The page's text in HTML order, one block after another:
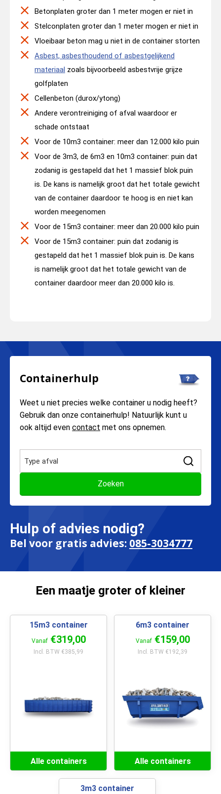
Betonplaten groter dan 1 meter mogen er niet in
Stelconplaten groter dan 1 meter mogen er niet in
Vloeibaar beton mag u niet in de container storten
Asbest, asbesthoudend of asbestgelijkend
materiaal zoals bijvoorbeeld asbestvrije grijze
golfplaten
Cellenbeton (durox/ytong)
Andere verontreiniging of afval waardoor er
schade ontstaat
Voor de 10m3 container: meer dan 12.000 kilo puin
Voor de 3m3, de 6m3 en 10m3 container: puin dat
zodanig is gestapeld dat het 1 massief blok puin
is. De kans is namelijk groot dat het totale gewicht
van de container daardoor te hoog is en niet kan
worden meegenomen
Voor de 15m3 container: meer dan 20.000 kilo puin
Voor de 15m3 container: puin dat zodanig is
gestapeld dat het 1 massief blok puin is. De kans
is namelijk groot dat het totale gewicht van de
container daardoor meer dan 20.000 kilo is.
Containerhulp
Weet u niet precies welke container u nodig heeft?
Gebruik dan onze containerhulp! Natuurlijk kunt u
ook altijd even contact met ons opnemen.
Hulp of advies nodig?
Bel voor gratis advies: 085-3034777
Een maatje groter of kleiner
15m3 container
Vanaf €319,00
Incl. BTW €385,99
Alle containers
6m3 container
Vanaf €159,00
Incl. BTW €192,39
Alle containers
3m3 container